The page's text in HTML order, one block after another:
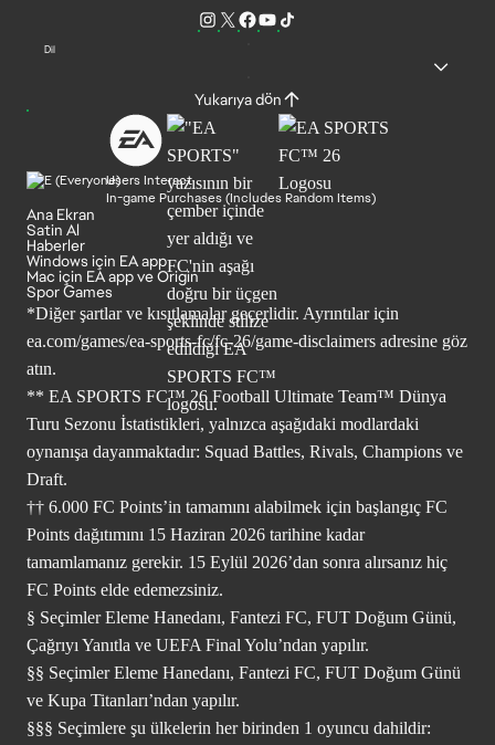
Dil
Yukarıya dön
Users Interact
In-game Purchases (Includes Random Items)
Ana Ekran
Satin Al
Haberler
Windows için EA app
Mac için EA app ve Origin
Spor Games
*Diğer şartlar ve kısıtlamalar geçerlidir. Ayrıntılar için
ea.com/games/ea-sports-fc/fc-26/game-disclaimers adresine göz
atın.
** EA SPORTS FC™ 26 Football Ultimate Team™ Dünya
Turu Sezonu İstatistikleri, yalnızca aşağıdaki modlardaki
oynanışa dayanmaktadır: Squad Battles, Rivals, Champions ve
Draft.
†† 6.000 FC Points’in tamamını alabilmek için başlangıç FC
Points dağıtımını 15 Haziran 2026 tarihine kadar
tamamlamanız gerekir. 15 Eylül 2026’dan sonra alırsanız hiç
FC Points elde edemezsiniz.
§ Seçimler Eleme Hanedanı, Fantezi FC, FUT Doğum Günü,
Çağrıyı Yanıtla ve UEFA Final Yolu’ndan yapılır.
§§ Seçimler Eleme Hanedanı, Fantezi FC, FUT Doğum Günü
ve Kupa Titanları’ndan yapılır.
§§§ Seçimlere şu ülkelerin her birinden 1 oyuncu dahildir: